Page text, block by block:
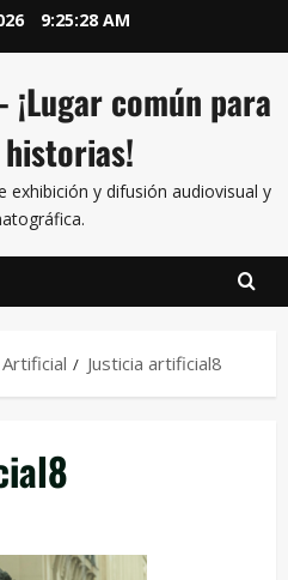
9:25:28 AM
común para
exhibición y difusión audiovisual y
Artificial Justicia artificial8